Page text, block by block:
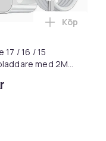
Snabbladdare
17 / 16 / 15
med 2M
Lägg till
Köp